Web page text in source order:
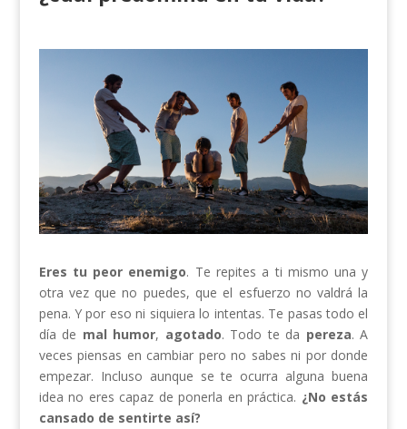
Eres tu peor enemigo. Te repites a ti mismo una y
otra vez que no puedes, que el esfuerzo no valdrá la
pena. Y por eso ni siquiera lo intentas. Te pasas todo el
día de mal humor, agotado. Todo te da pereza. A
veces piensas en cambiar pero no sabes ni por donde
empezar. Incluso aunque se te ocurra alguna buena
idea no eres capaz de ponerla en práctica. ¿No estás
cansado de sentirte así?